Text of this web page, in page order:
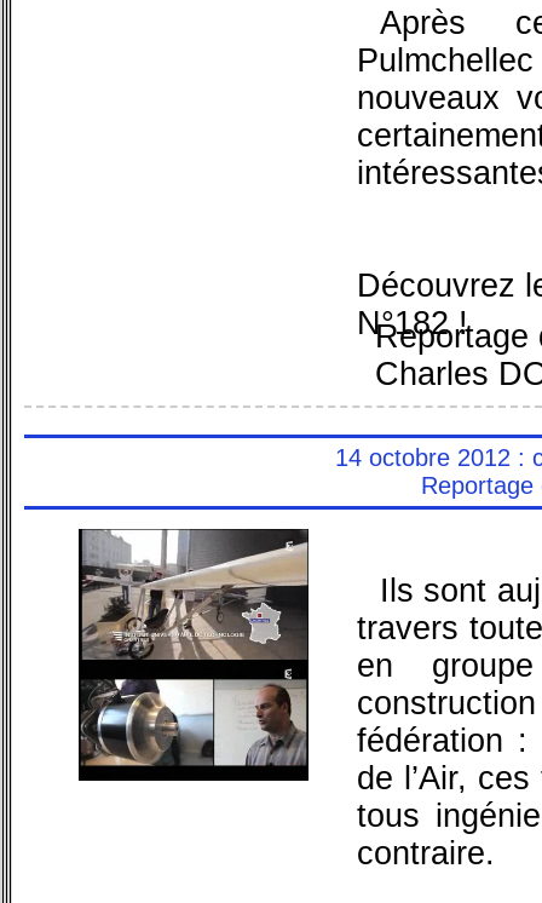
Après
nouveaux
Découvrez
N°182 !
Reportage
Charles
14 octobre 2012 :
Reportage
Ils sont
travers
en
fédération
de l’Air,
tous
contraire.